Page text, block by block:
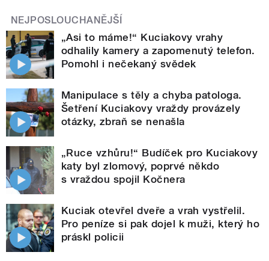
NEJPOSLOUCHANĚJŠÍ
„Asi to máme!“ Kuciakovy vrahy
odhalily kamery a zapomenutý telefon.
Pomohl i nečekaný svědek
Manipulace s těly a chyba patologa.
Šetření Kuciakovy vraždy provázely
otázky, zbraň se nenašla
„Ruce vzhůru!“ Budíček pro Kuciakovy
katy byl zlomový, poprvé někdo
s vraždou spojil Kočnera
Kuciak otevřel dveře a vrah vystřelil.
Pro peníze si pak dojel k muži, který ho
práskl policii